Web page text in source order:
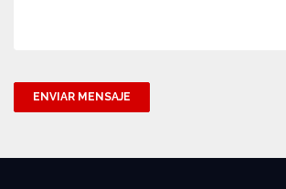
ENVIAR MENSAJE